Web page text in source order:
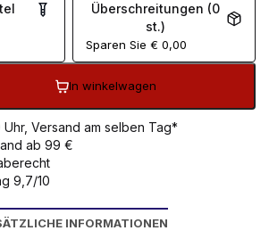
Überschreitungen (0
st.)
Sparen Sie€ 0,00
In winkelwagen
Uhr, Versand am selben Tag*
ab 99 €
9,7/10
INFORMATIONEN